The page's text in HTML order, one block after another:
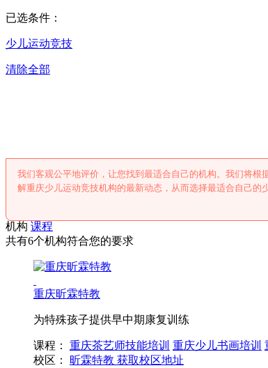
已选条件：
少儿运动竞技
清除全部
我们客观公平地评价，让您找到最适合自己的机构。我们将
解重庆少儿运动竞技机构的最新动态，从而选择最适合自己的
机构 课程
共有6个机构符合您的要求
重庆昕霖特教
为特殊孩子提供早中期康复训练
课程： 重庆茶艺师技能培训 重庆少儿书画培训
校区：
昕霖特教 获取校区地址